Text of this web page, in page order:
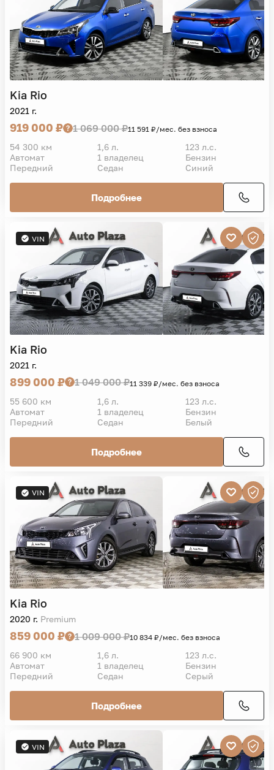
Kia Rio
2021 г.
919 000 ₽ 1 069 000 ₽11 591 ₽/мес. без взноса
54 300 км 1,6 л.
123 л.с.
Автомат
1 владелец
Бензин
Передний
Седан Синий
Подробнее
VIN
Kia Rio
2021 г.
899 000 ₽ 1 049 000 ₽11 339 ₽/мес. без взноса
55 600 км 1,6 л.
123 л.с.
Автомат
1 владелец
Бензин
Передний
Седан Белый
Подробнее
VIN
Kia Rio
2020 г. Premium
859 000 ₽ 1 009 000 ₽10 834 ₽/мес. без взноса
66 900 км 1,6 л.
123 л.с.
Автомат
1 владелец
Бензин
Передний
Седан Серый
Подробнее
VIN